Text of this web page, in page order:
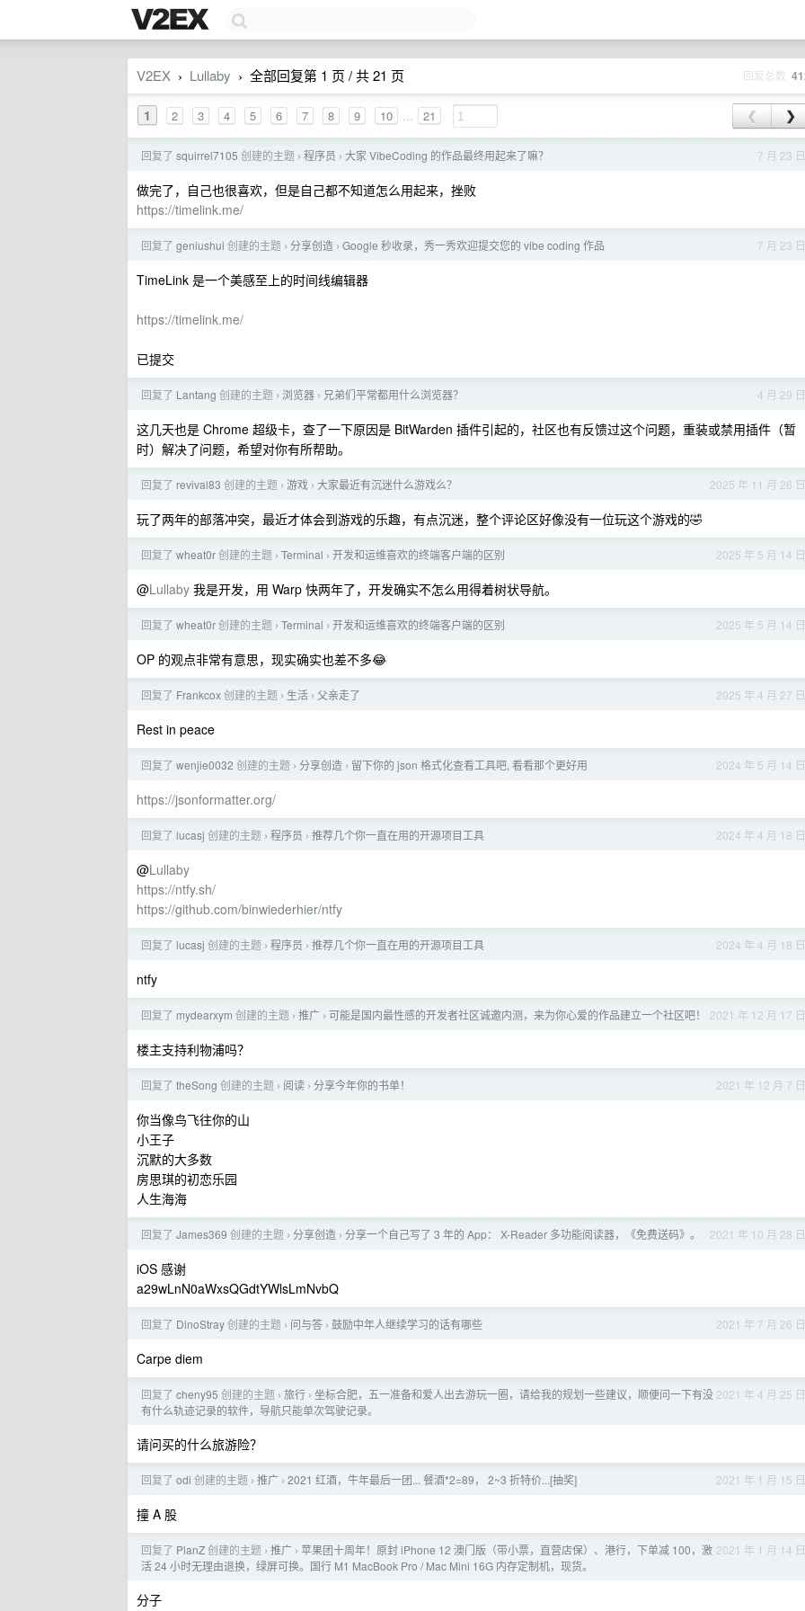
V2EX › Lullaby › 全部回复第 1 页 / 共 21 页 回复总数
1 2 3 4 5 6 7 8 9 10 ... 21 ❮ ❯
7 月 23 日
回复了 squirrel7105 创建的主题 › 程序员 › 大家 VibeCoding 的作品最终用起来了嘛？
做完了，自己也很喜欢，但是自己都不知道怎么用起来，挫败
https://timelink.me/
7 月 23 日
回复了 geniushui 创建的主题 › 分享创造 › Google 秒收录，秀一秀欢迎提交您的 vibe coding 作品
TimeLink 是一个美感至上的时间线编辑器
https://timelink.me/
已提交
4 月 29 日
回复了 Lantang 创建的主题 › 浏览器 › 兄弟们平常都用什么浏览器？
这几天也是 Chrome 超级卡，查了一下原因是 BitWarden 插件引起的，社区也有反馈过这个问题，重装或禁用插件（暂
时）解决了问题，希望对你有所帮助。
2025 年 11 月 26 日
回复了 revival83 创建的主题 › 游戏 › 大家最近有沉迷什么游戏么？
玩了两年的部落冲突，最近才体会到游戏的乐趣，有点沉迷，整个评论区好像没有一位玩这个游戏的🤣
2025 年 5 月 14 日
回复了 wheat0r创建的主题 › Terminal › 开发和运维喜欢的终端客户端的区别
@Lullaby 我是开发，用 Warp 快两年了，开发确实不怎么用得着树状导航。
2025 年 5 月 14 日
回复了 wheat0r创建的主题 › Terminal › 开发和运维喜欢的终端客户端的区别
OP 的观点非常有意思，现实确实也差不多😂
2025 年 4 月 27 日
回复了 Frankcox创建的主题 › 生活 › 父亲走了
Rest in peace
2024 年 5 月 14 日
回复了 wenjie0032 创建的主题 › 分享创造 › 留下你的 json 格式化查看工具吧, 看看那个更好用
https://jsonformatter.org/
2024 年 4 月 18 日
回复了 lucasj 创建的主题 › 程序员 › 推荐几个你一直在用的开源项目工具
@Lullaby
https://ntfy.sh/
https://github.com/binwiederhier/ntfy
2024 年 4 月 18 日
回复了 lucasj 创建的主题 › 程序员 › 推荐几个你一直在用的开源项目工具
ntfy
2021 年 12 月 17 日
回复了 mydearxym 创建的主题 › 推广 › 可能是国内最性感的开发者社区诚邀内测，来为你心爱的作品建立一个社区吧！
楼主支持利物浦吗？
2021 年 12 月 7 日
回复了 theSong 创建的主题 › 阅读 › 分享今年你的书单！
你当像鸟飞往你的山
小王子
沉默的大多数
房思琪的初恋乐园
人生海海
2021 年 10 月 28 日
回复了 James369 创建的主题 › 分享创造 › 分享一个自己写了 3 年的 App： X-Reader 多功能阅读器，《免费送码》。
iOS 感谢
a29wLnN0aWxsQGdtYWlsLmNvbQ
2021 年 7 月 26 日
回复了 DinoStray创建的主题 › 问与答 › 鼓励中年人继续学习的话有哪些
Carpe diem
2021 年 4 月 25 日
回复了 cheny95 创建的主题 › 旅行 › 坐标合肥，五一准备和爱人出去游玩一圈，请给我的规划一些建议，顺便问一下有没
有什么轨迹记录的软件，导航只能单次驾驶记录。
请问买的什么旅游险？
2021 年 1 月 15 日
回复了 odi 创建的主题 › 推广 › 2021 红酒，牛年最后一团... 餐酒*2=89， 2~3 折特价...[抽奖]
撞 A 股
2021 年 1 月 14 日
回复了 PlanZ创建的主题 › 推广 › 苹果团十周年！原封 iPhone 12 澳门版（带小票，直营店保）、港行，下单减 100，激
活 24 小时无理由退换，绿屏可换。国行 M1 MacBook Pro / Mac Mini 16G 内存定制机，现货。
分子